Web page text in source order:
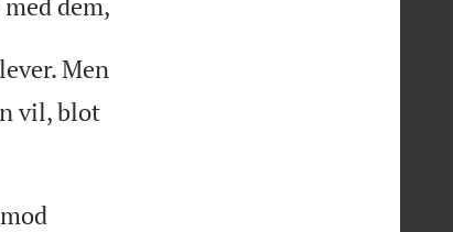
Men
vil, blot